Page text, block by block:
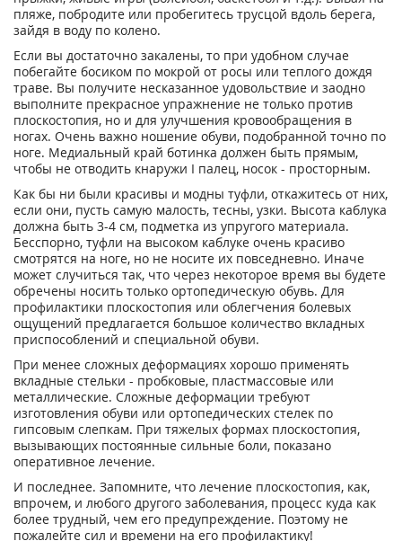
пляже, побродите или пробегитесь трусцой вдоль берега,
зайдя в воду по колено.
Если вы достаточно закалены, то при удобном случае
побегайте босиком по мокрой от росы или теплого дождя
траве. Вы получите несказанное удовольствие и заодно
выполните прекрасное упражнение не только против
плоскостопия, но и для улучшения кровообращения в
ногах. Очень важно ношение обуви, подобранной точно по
ноге. Медиальный край ботинка должен быть прямым,
чтобы не отводить кнаружи I палец, носок - просторным.
Как бы ни были красивы и модны туфли, откажитесь от них,
если они, пусть самую малость, тесны, узки. Высота каблука
должна быть 3-4 см, подметка из упругого материала.
Бесспорно, туфли на высоком каблуке очень красиво
смотрятся на ноге, но не носите их повседневно. Иначе
может случиться так, что через некоторое время вы будете
обречены носить только ортопедическую обувь. Для
профилактики плоскостопия или облегчения болевых
ощущений предлагается большое количество вкладных
приспособлений и специальной обуви.
При менее сложных деформациях хорошо применять
вкладные стельки - пробковые, пластмассовые или
металлические. Сложные деформации требуют
изготовления обуви или ортопедических стелек по
гипсовым слепкам. При тяжелых формах плоскостопия,
вызывающих постоянные сильные боли, показано
оперативное лечение.
И последнее. Запомните, что лечение плоскостопия, как,
впрочем, и любого другого заболевания, процесс куда как
более трудный, чем его предупреждение. Поэтому не
пожалейте сил и времени на его профилактику!